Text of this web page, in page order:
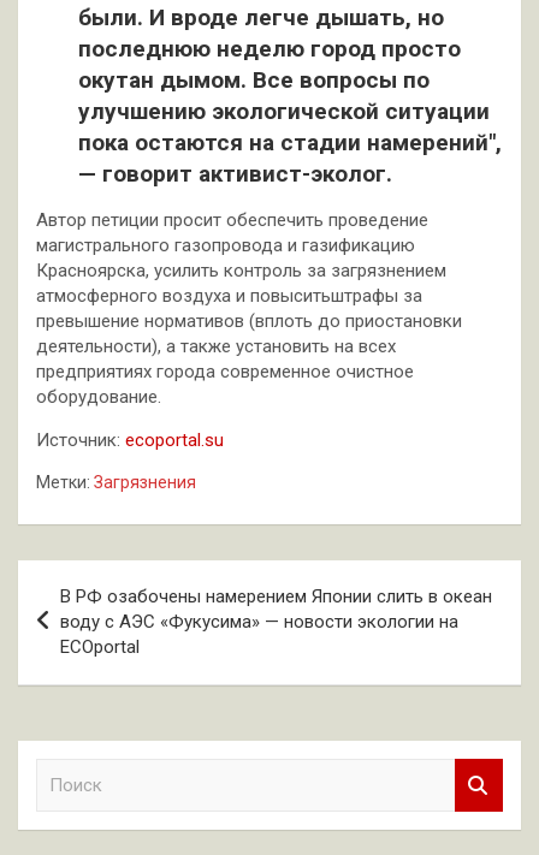
были. И вроде легче дышать, но
последнюю неделю город просто
окутан дымом. Все вопросы по
улучшению экологической ситуации
пока остаются на стадии намерений",
— говорит активист-эколог.
Автор петиции просит обеспечить проведение
магистрального газопровода и газификацию
Красноярска, усилить контроль за загрязнением
атмосферного воздуха и повыситьштрафы за
превышение нормативов (вплоть до приостановки
деятельности), а также установить на всех
предприятиях города современное очистное
оборудование.
Источник: ecoportal.su
Метки: Загрязнения
по
записям
В РФ озабочены намерением Японии слить в океан
воду с АЭС «Фукусима» — новости экологии на
ECOportal